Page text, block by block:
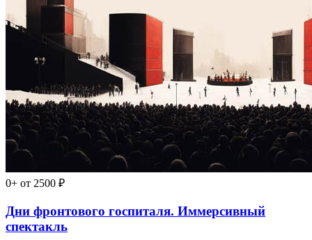
0+ от 2500 ₽
Дни фронтового госпиталя. Иммерсивный
спектакль